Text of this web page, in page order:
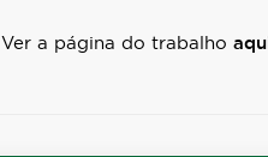
Ver a página do trabalho